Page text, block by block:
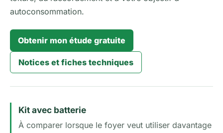
NOUS CONTACTER
autoconsommation.
Obtenir mon étude gratuite
Notices et fiches techniques
Kit avec batterie
À comparer lorsque le foyer veut utiliser davantage